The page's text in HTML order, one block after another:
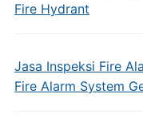
Fire Hydrant
Jasa Inspeksi Fire
Fire Alarm System